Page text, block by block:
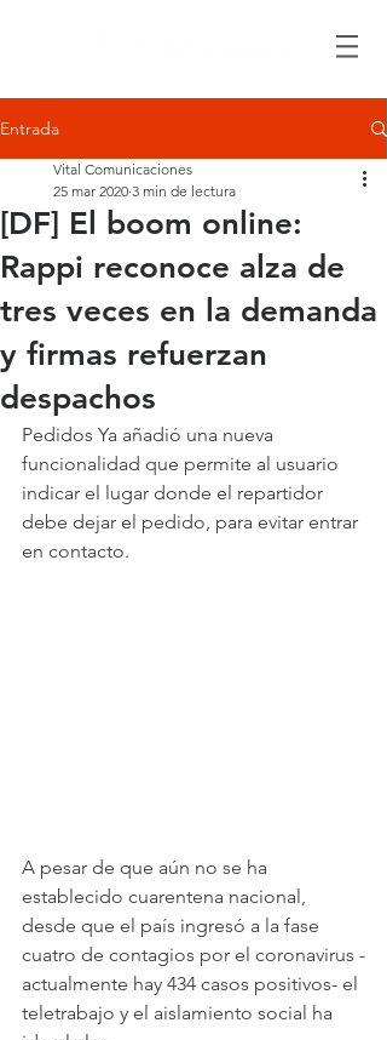
Entrada
[DF] El boom online:
Rappi reconoce alza de
tres veces en la demanda
y firmas refuerzan
despachos
Vital Comunicaciones
25 mar 2020 3 min de lectura
Pedidos Ya añadió una nueva
funcionalidad que permite al usuario
indicar el lugar donde el repartidor
debe dejar el pedido, para evitar entrar
en contacto.
A pesar de que aún no se ha
establecido cuarentena nacional,
desde que el país ingresó a la fase
cuatro de contagios por el coronavirus -
actualmente hay 434 casos positivos- el
teletrabajo y el aislamiento social ha